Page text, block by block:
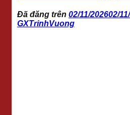
Đã đăng trên 02/11/202602/
GXTrinhVuong